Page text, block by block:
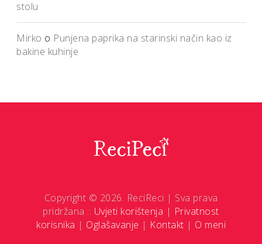
stolu
Mirko o Punjena paprika na starinski način kao iz
bakine kuhinje
Copyright © 2026. ReciReci | Sva prava
pridržana :: Uvjeti korištenja | Privatnost
korisnika | Oglašavanje | Kontakt | O meni